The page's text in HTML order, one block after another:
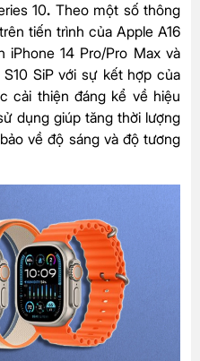
10. Theo một số thông
tiến trình của Apple A16
iPhone 14 Pro/Pro Maxvà
SiP với sự kết hợp của
cải thiện đáng kể về hiệu
dụng giúp tăng thời lượng
về độ sáng và độ tương